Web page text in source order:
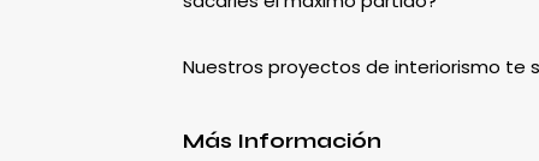
Nuestros proyectos de interiorismo te
Más Información